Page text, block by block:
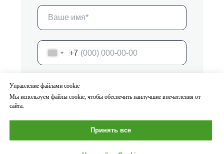
Управление файлами cookie
Мы используем файлы cookie, чтобы обеспечить наилучшие впечатления от
сайта.
Принять все
+7
подтверждаю, что ознакомлен(-а) с
условиями обработки персональных
Записаться